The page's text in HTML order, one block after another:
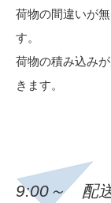
荷物の間違いが
す。
荷物の積み込み
きます。
9:00～ 配